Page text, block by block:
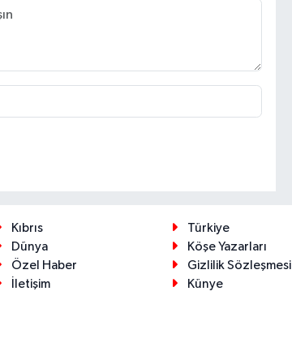
Kıbrıs
Türkiye
Dünya
Köşe Yazarları
Özel Haber
Gizlilik Sözleşmesi
İletişim
Künye